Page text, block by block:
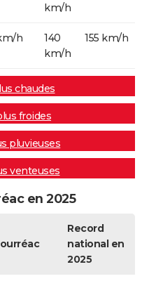
km/h
h
140
km/h
155 km/h
chaudes
froides
pluvieuses
venteuses
en 2025
Record
national en
2025